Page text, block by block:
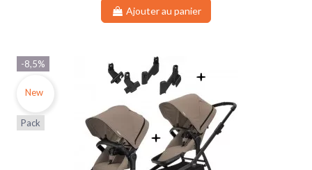
Ajouter au panier
-8,5%
New
Pack